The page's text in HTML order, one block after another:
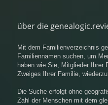
über die
Mit dem Familienverzeichnis
Familiennamen suchen, um
haben wie Sie, Mitglieder Ihrer
Zweiges Ihrer Familie,
Die Suche erfolgt ohne
Zahl der Menschen mit dem